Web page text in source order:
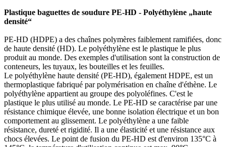
Plastique baguettes de soudure PE-HD - Polyéthylène „haute
densité“
PE-HD (HDPE) a des chaînes polymères faiblement ramifiées, donc
de haute densité (HD). Le polyéthylène est le plastique le plus
produit au monde. Des exemples d'utilisation sont la construction de
conteneurs, les tuyaux, les bouteilles et les feuilles.
Le polyéthylène haute densité (PE-HD), également HDPE, est un
thermoplastique fabriqué par polymérisation en chaîne d'éthène. Le
polyéthylène appartient au groupe des polyoléfines. C'est le
plastique le plus utilisé au monde. Le PE-HD se caractérise par une
résistance chimique élevée, une bonne isolation électrique et un bon
comportement au glissement. Le polyéthylène a une faible
résistance, dureté et rigidité. Il a une élasticité et une résistance aux
chocs élevées. Le point de fusion du PE-HD est d'environ 135°C à